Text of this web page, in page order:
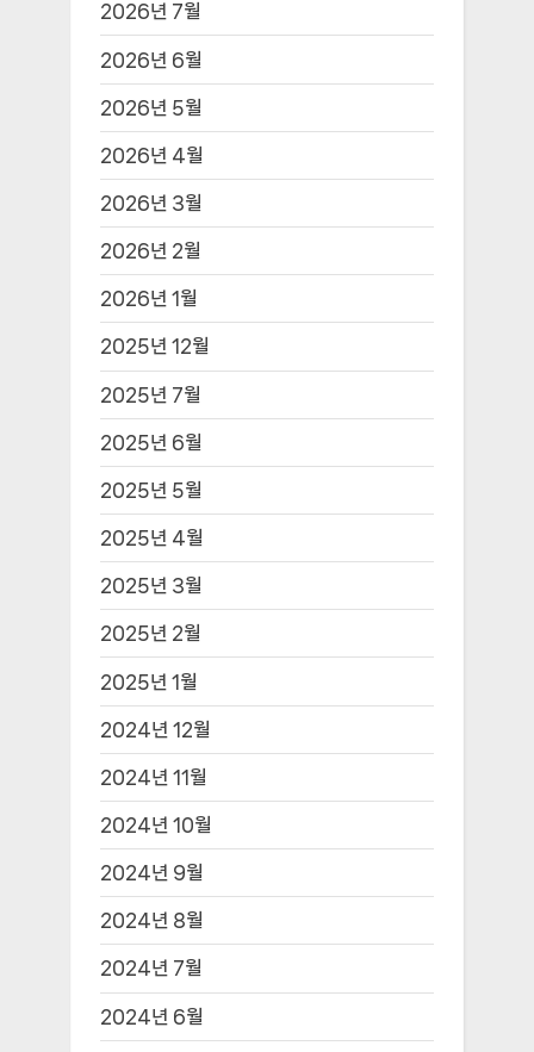
2026년 7월
2026년 6월
2026년 5월
2026년 4월
2026년 3월
2026년 2월
2026년 1월
2025년 12월
2025년 7월
2025년 6월
2025년 5월
2025년 4월
2025년 3월
2025년 2월
2025년 1월
2024년 12월
2024년 11월
2024년 10월
2024년 9월
2024년 8월
2024년 7월
2024년 6월